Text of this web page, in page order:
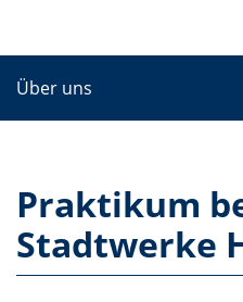
Über uns
Praktikum
Stadtwerke